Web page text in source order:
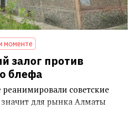
моменте
залог против
блефа
реанимировали советские
значит для рынка Алматы